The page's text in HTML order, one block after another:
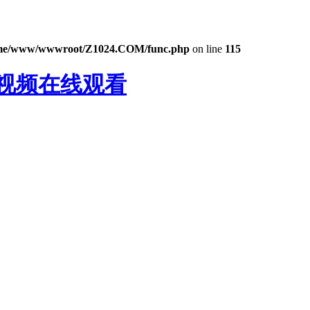
www/wwwroot/Z1024.COM/func.php on line 115
频在线观看